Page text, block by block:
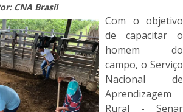
CNA Brasil
Com o objetivo
de capacitar o
homem do
campo, o Serviço
Nacional de
Aprendizagem
Rural - Senar